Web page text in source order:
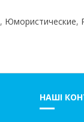
, Юмористические,
НАШІ